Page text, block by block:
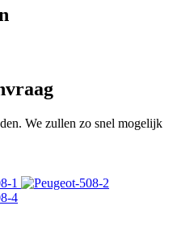
We zullen zo snel mogelijk